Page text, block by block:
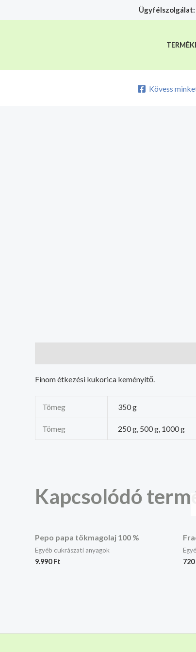
to
Ügyfélszolgálat:
Kövess
Finom étkezési kukorica keményítő.
Tömeg 350 g
Tömeg 250 g, 500 g, 1000 g
Kapcsolódó
Pepo papa tökmagolaj 100 %
Egyéb cukrászati anyagok
9.990 Ft 720
A mélyhűtött termékeket